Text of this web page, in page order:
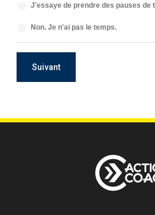
J'essaye de prendre des pauses de
Non. Je n'ai pas le temps.